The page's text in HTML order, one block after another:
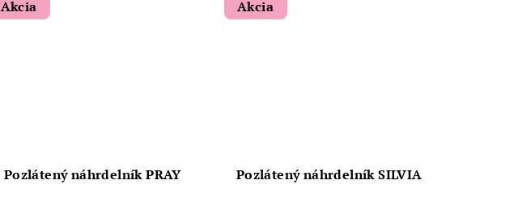
Akcia
Pozlátený náhrdelník PRAY
Akcia
Pozlátený náhrdelník SILVIA